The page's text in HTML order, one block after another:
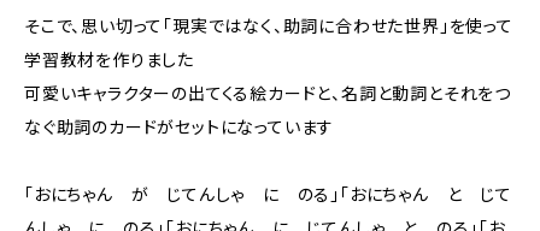
そこで、思い切って「現実ではなく、助詞に合わせた世界」を使って
学習教材を作りました
可愛いキャラクターの出てくる絵カードと、名詞と動詞とそれをつ
なぐ助詞のカードがセットになっています
「おにちゃん が じてんしゃ に のる」「おにちゃん と じて